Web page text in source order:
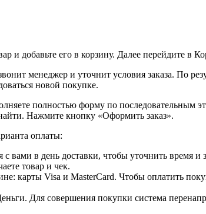
и добавьте его в корзину. Далее перейдите в
менеджер и уточнит условия заказа. По
новой покупке.
полностью форму по последовательным
Нажмите кнопку «Оформить заказ».
оплаты:
вами в день доставки, чтобы уточнить время
товар и чек.
карты Visa и MasterCard. Чтобы оплатить
Для совершения покупки система